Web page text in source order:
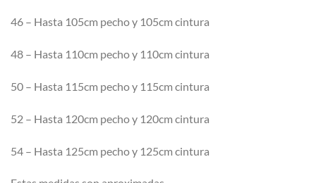
era:
24,95 €.
es:
17,95 €.
46 – Hasta 105cm pecho y 105cm cintura
48 – Hasta 110cm pecho y 110cm cintura
50 – Hasta 115cm pecho y 115cm cintura
52 – Hasta 120cm pecho y 120cm cintura
54 – Hasta 125cm pecho y 125cm cintura